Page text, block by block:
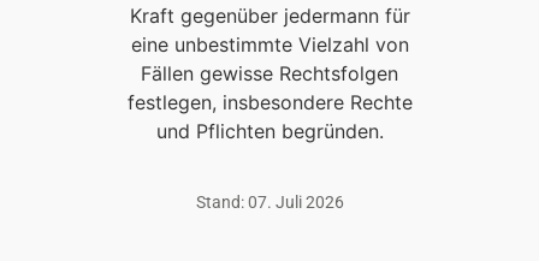
Kraft gegenüber jedermann für
eine unbestimmte Vielzahl von
Fällen gewisse Rechtsfolgen
festlegen, insbesondere Rechte
und Pflichten begründen.
Stand: 07. Juli 2026